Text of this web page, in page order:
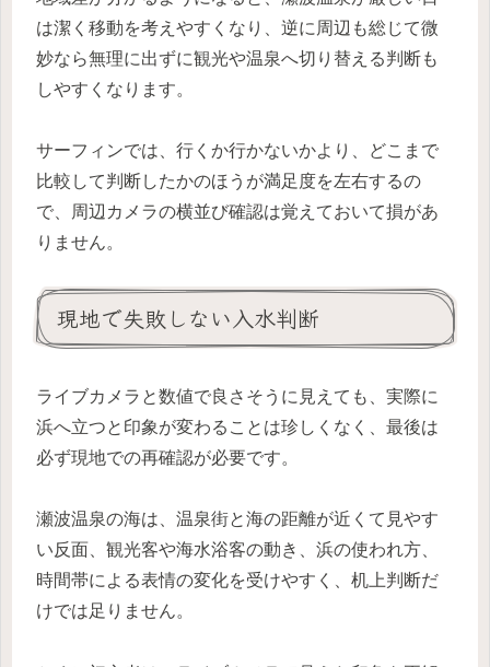
は潔く移動を考えやすくなり、逆に周辺も総じて微
妙なら無理に出ずに観光や温泉へ切り替える判断も
しやすくなります。
サーフィンでは、行くか行かないかより、どこまで
比較して判断したかのほうが満足度を左右するの
で、周辺カメラの横並び確認は覚えておいて損があ
りません。
現地で失敗しない入水判断
ライブカメラと数値で良さそうに見えても、実際に
浜へ立つと印象が変わることは珍しくなく、最後は
必ず現地での再確認が必要です。
瀬波温泉の海は、温泉街と海の距離が近くて見やす
い反面、観光客や海水浴客の動き、浜の使われ方、
時間帯による表情の変化を受けやすく、机上判断だ
けでは足りません。